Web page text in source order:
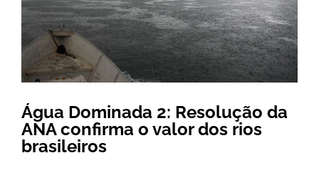
Água Dominada 2: Resolução da
ANA confirma o valor dos rios
brasileiros